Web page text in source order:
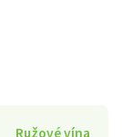
Ružové vína